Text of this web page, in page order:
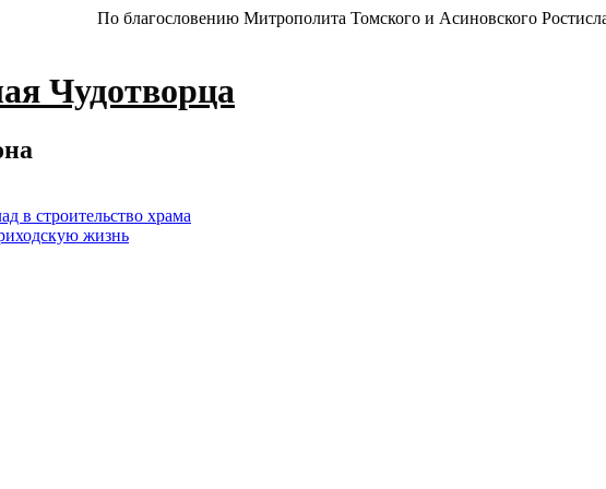
По благословению Митрополита Томского и Асиновского
Чудотворца
в строительство храма
жизнь